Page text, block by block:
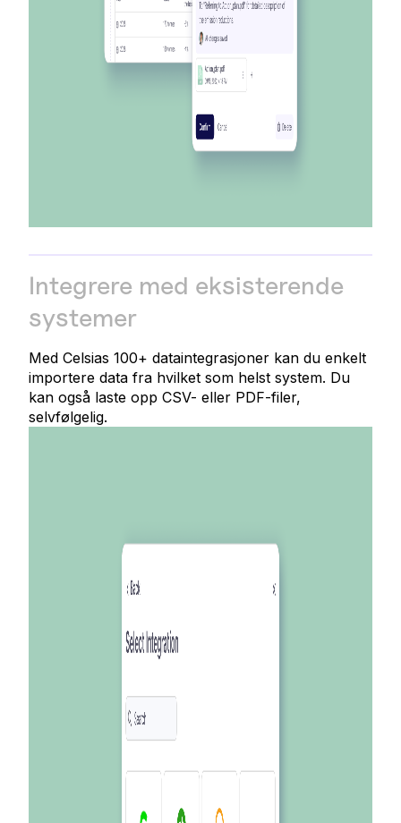
Integrere med eksisterende
systemer
Med Celsias 100+ dataintegrasjoner kan du enkelt
importere data fra hvilket som helst system. Du
kan også laste opp CSV- eller PDF-filer,
selvfølgelig.